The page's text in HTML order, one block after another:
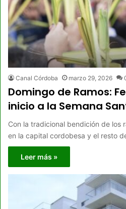
Canal Córdoba marzo 29, 2026
Domingo de Ramos:
inicio a la Semana
Con la tradicional bendición de los
en la capital cordobesa y el resto
Leer más »